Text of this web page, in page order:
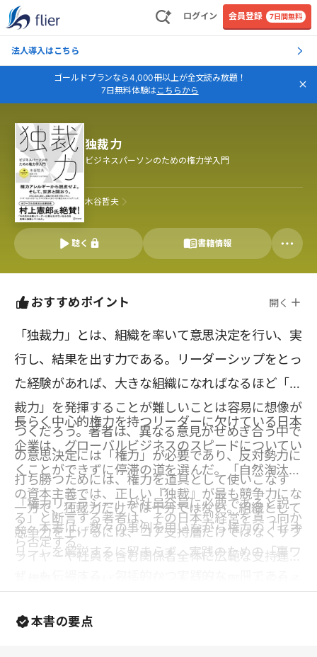
ログイン 会員登録 7日間無料
法人導入はこちら
ゴールドプランなら4,000冊以上が全文読み放題！
7日無料体験はこちらから
独裁力
ビジネスパーソンのための権力学入門
木谷哲夫
聴く 書籍情報
おすすめポイント 開く
「独裁力」とは、組織を率いて意思決定を行い、実
行し、結果を出す力である。リーダーシップをとっ
た経験があれば、大きな組織になればなるほど「独
裁力」を発揮することが難しいことは容易に想像が
つくだろう。著者は、異なる意見がせめぎ合う中で
の意思決定には「権力」が必要であり、反対勢力に
打ち勝つためには、権力を道具として使いこなす
「権力リテラシー」が社員全員に必要であると説
く。本書は、数々の事例を用いながら権力の「セオ
リー」を解説するに留まらず、実践のための「裏ワ
長らく中心的権力を持つリーダーに欠けている日本
企業は、グローバルビジネスのスピードについてい
くことができずに停滞の道を選んだ。「自然淘汰型
の資本主義では、正しい『独裁』が最も競争力にな
る」と断言する著者は、その日本型経営を真っ向か
ら否定する。
一方で、独裁力だけでは十分ではない。組織として
競争力を上げるには、コア支持層だけではなくサプ
ライヤーや社員を含む関係者全体に広範な支持連合
めの「統合原理」を用いている。その点、企業の上
本書の要点